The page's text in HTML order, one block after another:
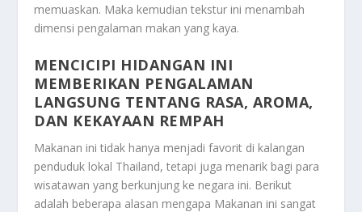
memuaskan. Maka kemudian tekstur ini menambah
dimensi pengalaman makan yang kaya.
MENCICIPI HIDANGAN INI
MEMBERIKAN PENGALAMAN
LANGSUNG TENTANG RASA, AROMA,
DAN KEKAYAAN REMPAH
Makanan ini tidak hanya menjadi favorit di kalangan
penduduk lokal Thailand, tetapi juga menarik bagi para
wisatawan yang berkunjung ke negara ini. Berikut
adalah beberapa alasan mengapa Makanan ini sangat